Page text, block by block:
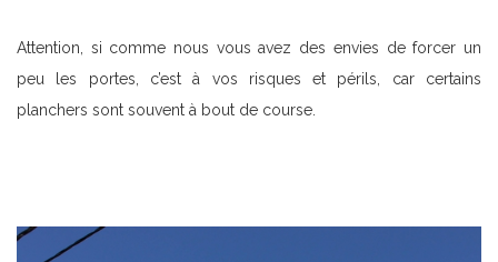
Attention, si comme nous vous avez des envies de forcer un
peu les portes, c’est à vos risques et périls, car certains
planchers sont souvent à bout de course.